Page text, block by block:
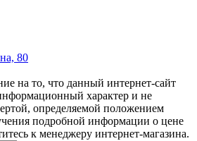
80
на то, что данный интернет-сайт
характер и не
определяемой положением
подробной информации о цене
к менеджеру интернет-магазина.